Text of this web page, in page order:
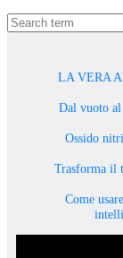
LA VERA
Dal vuoto
Ossido
Trasforma il
Come